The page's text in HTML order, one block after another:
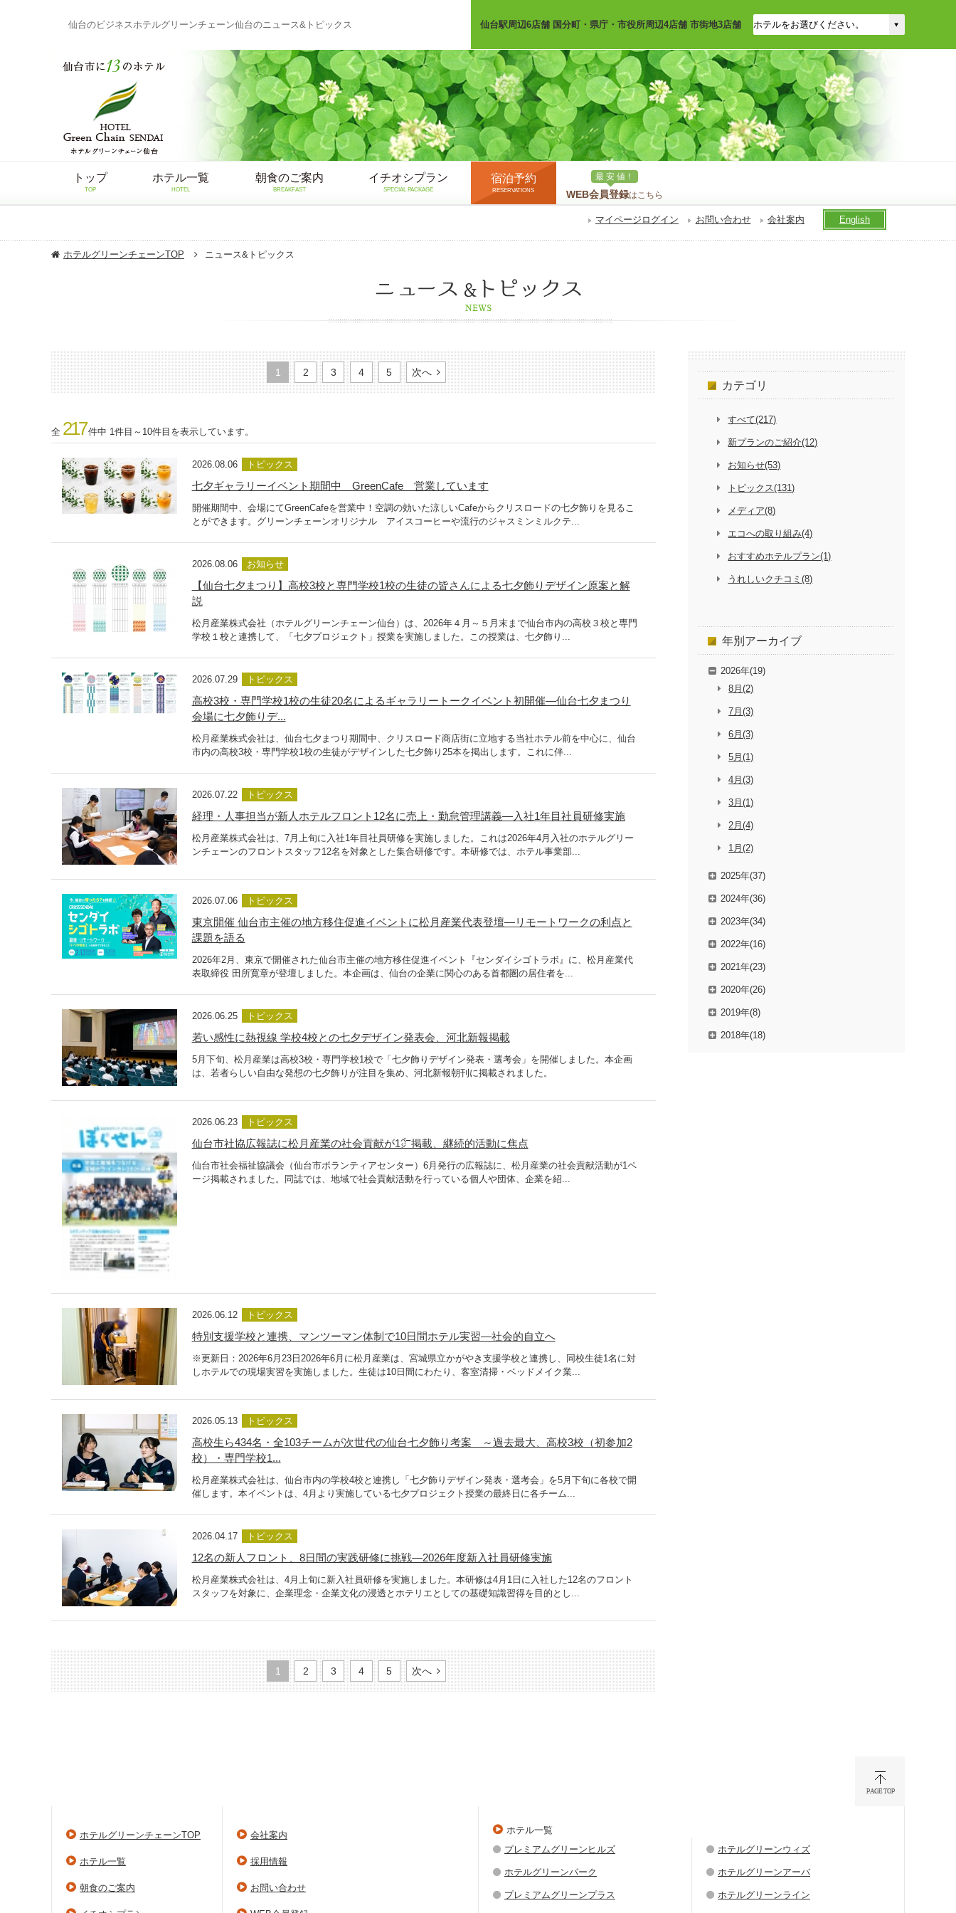
仙台のビジネスホテルグリーンチェーン仙台のニュース&トピックス 仙台駅周辺6店舗 国分町・県庁・市役所周辺4店舗 市街地3店舗
トップ
TOP
ホテル一覧
HOTEL
朝食のご案内
BREAKFAST
イチオシプラン
SPECIAL PACKAGE
宿泊予約
RESERVATIONS
最 安 値！
WEB会員登録はこちら
マイページログイン お問い合わせ 会社案内 English
ホテルグリーンチェーンTOP ニュース&トピックス
1 2 3 4 5 次へ
全 217件中 1件目～10件目を表示しています。
2026.08.06 トピックス
七夕ギャラリーイベント期間中 GreenCafe 営業しています
開催期間中、会場にてGreenCafeを営業中！空調の効いた涼しいCafeからクリスロードの七夕飾りを見るこ
とができます。グリーンチェーンオリジナル アイスコーヒーや流行のジャスミンミルクテ...
2026.08.06 お知らせ
【仙台七夕まつり】高校3校と専門学校1校の生徒の皆さんによる七夕飾りデザイン原案と解
説
松月産業株式会社（ホテルグリーンチェーン仙台）は、2026年４月～５月末まで仙台市内の高校３校と専門
学校１校と連携して、「七夕プロジェクト」授業を実施しました。この授業は、七夕飾り...
2026.07.29 トピックス
高校3校・専門学校1校の生徒20名によるギャラリートークイベント初開催―仙台七夕まつり
会場に七夕飾りデ...
松月産業株式会社は、仙台七夕まつり期間中、クリスロード商店街に立地する当社ホテル前を中心に、仙台
市内の高校3校・専門学校1校の生徒がデザインした七夕飾り25本を掲出します。これに伴...
2026.07.22 トピックス
経理・人事担当が新人ホテルフロント12名に売上・勤怠管理講義―入社1年目社員研修実施
松月産業株式会社は、7月上旬に入社1年目社員研修を実施しました。これは2026年4月入社のホテルグリー
ンチェーンのフロントスタッフ12名を対象とした集合研修です。本研修では、ホテル事業部...
2026.07.06 トピックス
東京開催 仙台市主催の地方移住促進イベントに松月産業代表登壇―リモートワークの利点と
課題を語る
2026年2月、東京で開催された仙台市主催の地方移住促進イベント『センダイシゴトラボ』に、松月産業代
表取締役 田所寛章が登壇しました。本企画は、仙台の企業に関心のある首都圏の居住者を...
2026.06.25 トピックス
若い感性に熱視線 学校4校との七夕デザイン発表会、河北新報掲載
5月下旬、松月産業は高校3校・専門学校1校で「七夕飾りデザイン発表・選考会」を開催しました。本企画
は、若者らしい自由な発想の七夕飾りが注目を集め、河北新報朝刊に掲載されました。
2026.06.23 トピックス
仙台市社協広報誌に松月産業の社会貢献が1㌻掲載、継続的活動に焦点
仙台市社会福祉協議会（仙台市ボランティアセンター）6月発行の広報誌に、松月産業の社会貢献活動が1ペ
ージ掲載されました。同誌では、地域で社会貢献活動を行っている個人や団体、企業を紹...
2026.06.12 トピックス
特別支援学校と連携、マンツーマン体制で10日間ホテル実習―社会的自立へ
※更新日：2026年6月23日2026年6月に松月産業は、宮城県立かがやき支援学校と連携し、同校生徒1名に対
しホテルでの現場実習を実施しました。生徒は10日間にわたり、客室清掃・ベッドメイク業...
2026.05.13 トピックス
高校生ら434名・全103チームが次世代の仙台七夕飾り考案 ～過去最大、高校3校（初参加2
校）・専門学校1...
松月産業株式会社は、仙台市内の学校4校と連携し「七夕飾りデザイン発表・選考会」を5月下旬に各校で開
催します。本イベントは、4月より実施している七夕プロジェクト授業の最終日に各チーム...
2026.04.17 トピックス
12名の新人フロント、8日間の実践研修に挑戦―2026年度新入社員研修実施
松月産業株式会社は、4月上旬に新入社員研修を実施しました。本研修は4月1日に入社した12名のフロント
スタッフを対象に、企業理念・企業文化の浸透とホテリエとしての基礎知識習得を目的とし...
1 2 3 4 5 次へ
カテゴリ
すべて(217)
新プランのご紹介(12)
お知らせ(53)
トピックス(131)
メディア(8)
エコへの取り組み(4)
おすすめホテルプラン(1)
うれしいクチコミ(8)
年別アーカイブ
2026年(19)
8月(2)
7月(3)
6月(3)
5月(1)
4月(3)
3月(1)
2月(4)
1月(2)
2025年(37)
2024年(36)
2023年(34)
2022年(16)
2021年(23)
2020年(26)
2019年(8)
2018年(18)
ホテルグリーンチェーンTOP
ホテル一覧
朝食のご案内
会社案内
採用情報
お問い合わせ
ホテル一覧
プレミアムグリーンヒルズ
ホテルグリーンパーク
プレミアムグリーンプラス
ホテルグリーンウィズ
ホテルグリーンアーバ
ホテルグリーンライン